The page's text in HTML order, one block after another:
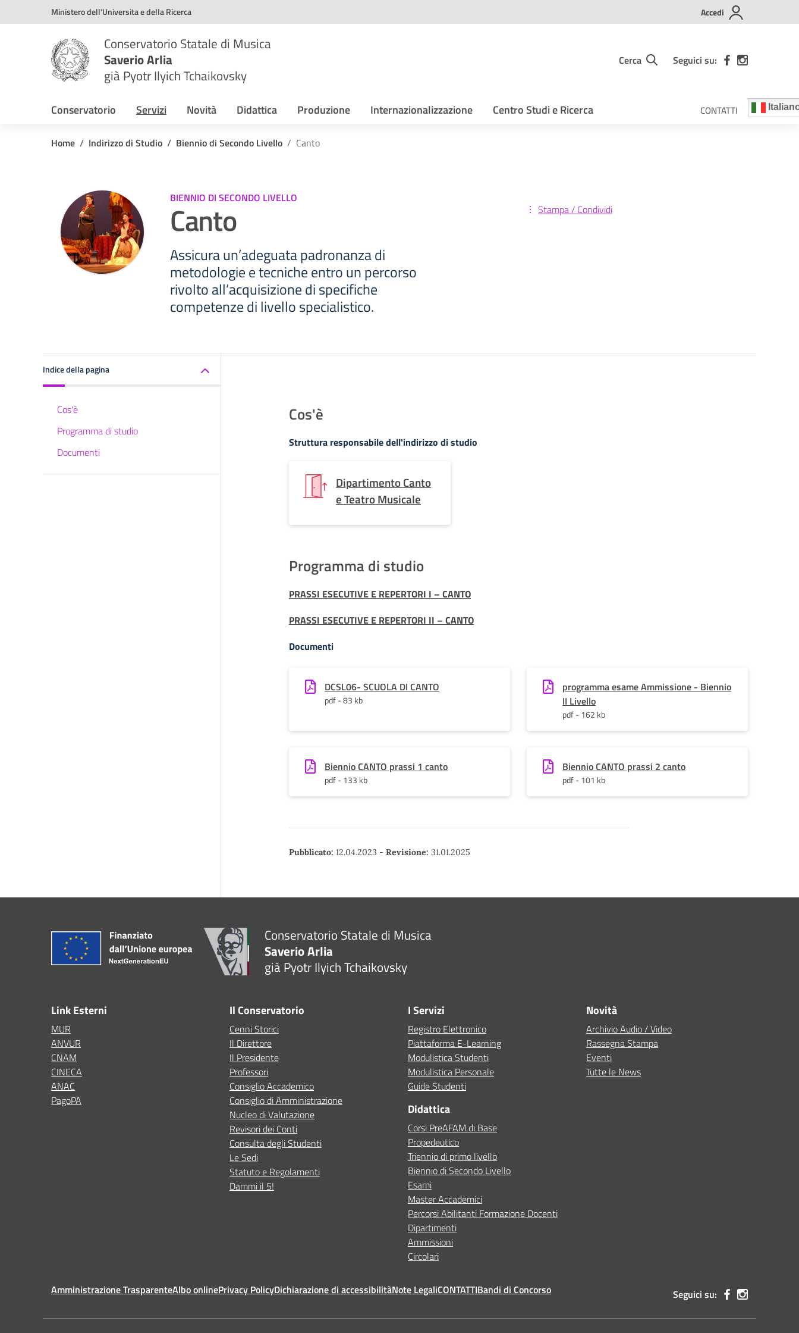
Vai ai contenuti
Vai al menu di navigazioneMinistero dell'Universita e della Ricerca Accedi
Conservatorio Statale di Musica
Saverio Arlia
già Pyotr Ilyich Tchaikovsky
Cerca Seguici su:
Conservatorio Servizi Novità Didattica Produzione Internazionalizzazione Centro Studi e Ricerca CONTATTI
Home Indirizzo di Studio Biennio di Secondo Livello Canto
BIENNIO DI SECONDO LIVELLO
Canto
Assicura un’adeguata padronanza di
metodologie e tecniche entro un percorso
rivolto all’acquisizione di specifiche
competenze di livello specialistico.
Stampa / Condividi
Indice della pagina
Cos'è
Programma di studio
Documenti
Cos'è
Struttura responsabile dell'indirizzo di studio
Dipartimento Canto
e Teatro Musicale
Programma di studio
PRASSI ESECUTIVE E REPERTORI I – CANTO
PRASSI ESECUTIVE E REPERTORI II – CANTO
Documenti
DCSL06- SCUOLA DI CANTO
pdf - 83 kb
programma esame Ammissione - Biennio
II Livello
pdf - 162 kb
Biennio CANTO prassi 1 canto
pdf - 133 kb
Biennio CANTO prassi 2 canto
pdf - 101 kb
Pubblicato: 12.04.2023 - Revisione: 31.01.2025
Conservatorio Statale di Musica
Saverio Arlia
già Pyotr Ilyich Tchaikovsky
Link Esterni
MUR
ANVUR
CNAM
CINECA
ANAC
PagoPA
Il Conservatorio
Cenni Storici
Il Direttore
Il Presidente
Professori
Consiglio Accademico
Consiglio di Amministrazione
Nucleo di Valutazione
Revisori dei Conti
Consulta degli Studenti
Le Sedi
Statuto e Regolamenti
Dammi il 5!
I Servizi
Registro Elettronico
Piattaforma E-Learning
Modulistica Studenti
Modulistica Personale
Guide Studenti
Didattica
Corsi PreAFAM di Base
Propedeutico
Triennio di primo livello
Biennio di Secondo Livello
Esami
Master Accademici
Percorsi Abilitanti Formazione Docenti
Dipartimenti
Ammissioni
Circolari
Novità
Archivio Audio / Video
Rassegna Stampa
Eventi
Tutte le News
Amministrazione TrasparenteAlbo onlinePrivacy PolicyDichiarazione di accessibilitàNote LegaliCONTATTIBandi di Concorso Seguici su: